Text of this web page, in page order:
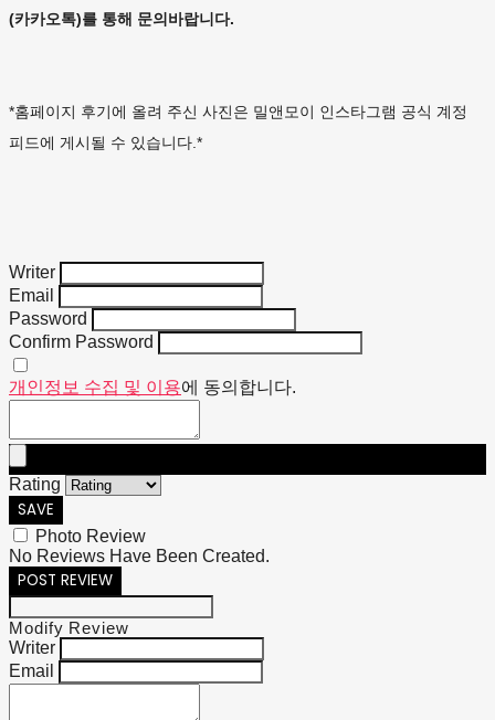
(카카오톡)를 통해 문의바랍니다.
*홈페이지 후기에 올려 주신 사진은 밀앤모이 인스타그램 공식 계정
피드에 게시될 수 있습니다.*
Writer
Email
Password
Confirm Password
개인정보 수집 및 이용에 동의합니다.
Rating
SAVE
Photo Review
No Reviews Have Been Created.
POST REVIEW
Modify Review
Writer
Email